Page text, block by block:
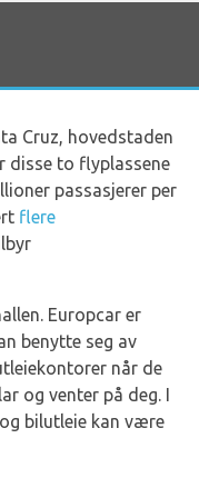
Cruz, hovedstaden
disse to flyplassene
passasjerer per
flere
Europcar er
benytte seg av
når de
og venter på deg. I
bilutleie kan være